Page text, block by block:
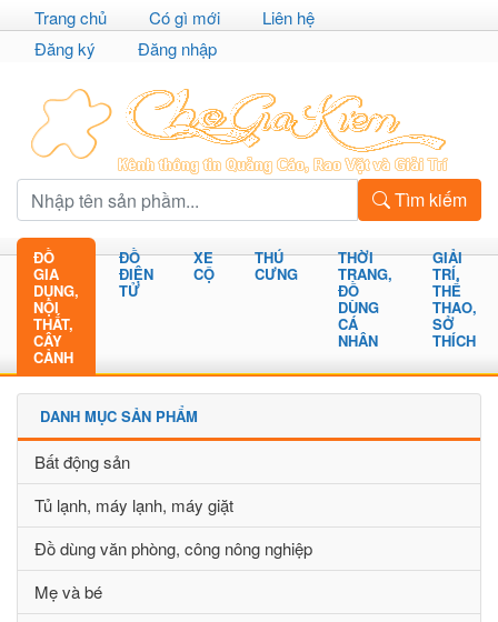
Trang chủ Có gì mới
Liên hệ
Đăng ký
Đăng nhập
Tìm kiếm
ĐỒ
GIA
DỤNG,
NỘI
THẤT,
CÂY
CẢNH
ĐỒ
ĐIỆN
TỬ
XE
CỘ
THÚ
CƯNG
THỜI
TRANG,
ĐỒ
DÙNG
CÁ
NHÂN
GIẢI
TRÍ,
THỂ
THAO,
SỞ
THÍCH
DANH MỤC SẢN PHẨM
Bất động sản
Tủ lạnh, máy lạnh, máy giặt
Đồ dùng văn phòng, công nông nghiệp
Mẹ và bé